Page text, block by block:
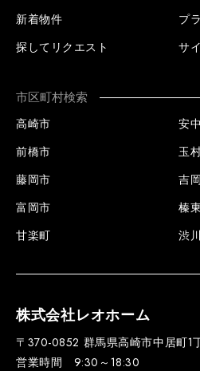
新着物件
探してリクエスト
プ
サ
市区町村検索
高崎市
前橋市
藤岡市
富岡市
甘楽町
安
玉
吉
榛
渋
株式会社レオホーム
〒370-0852 群馬県高崎市中居町1
営業時間 9:30～18:30